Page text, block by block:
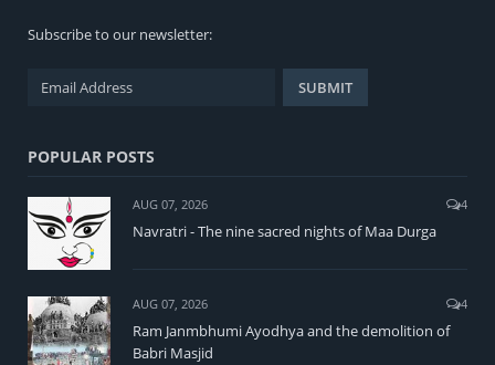
Subscribe to our newsletter:
POPULAR POSTS
AUG 07, 2026 4
Navratri - The nine sacred nights of Maa Durga
AUG 07, 2026 4
Ram Janmbhumi Ayodhya and the demolition of
Babri Masjid